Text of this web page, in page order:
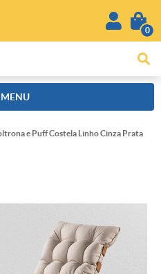
0
MENU
e Puff Costela Linho Cinza Prata